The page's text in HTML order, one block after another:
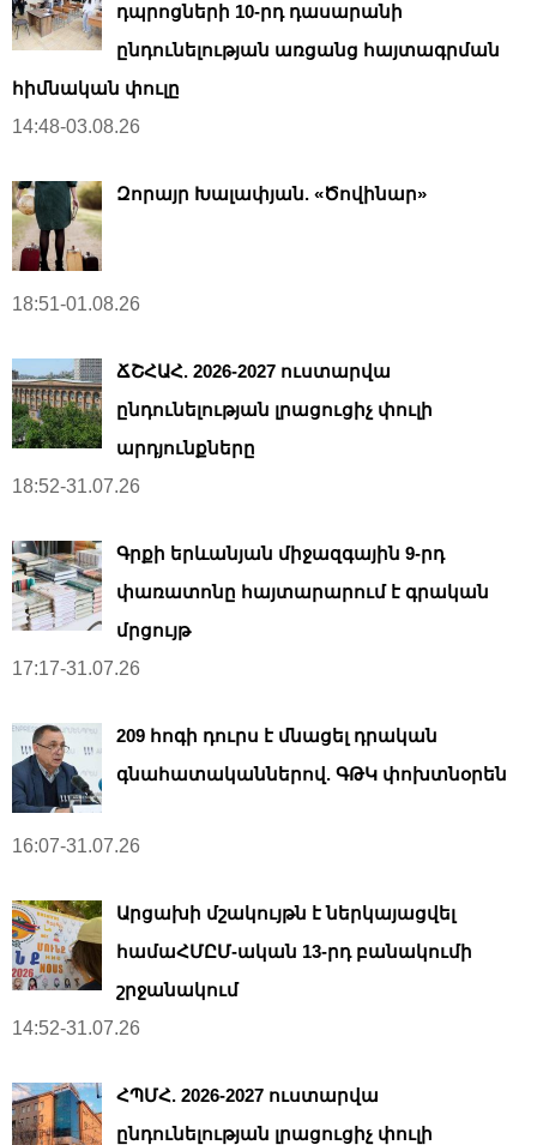
դպրոցների 10-րդ դասարանի
ընդունելության առցանց հայտագրման
հիմնական փուլը
14:48-03.08.26
Զորայր Խալափյան. «Ծովինար»
18:51-01.08.26
ՃՇՀԱՀ. 2026-2027 ուստարվա
ընդունելության լրացուցիչ փուլի
արդյունքները
18:52-31.07.26
Գրքի երևանյան միջազգային 9-րդ
փառատոնը հայտարարում է գրական
մրցույթ
17:17-31.07.26
209 հոգի դուրս է մնացել դրական
գնահատականներով. ԳԹԿ փոխտնօրեն
16:07-31.07.26
Արցախի մշակույթն է ներկայացվել
համաՀՄԸՄ-ական 13-րդ բանակումի
շրջանակում
14:52-31.07.26
ՀՊՄՀ. 2026-2027 ուստարվա
ընդունելության լրացուցիչ փուլի